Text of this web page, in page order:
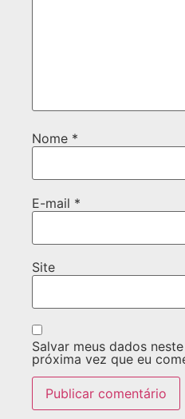
Nome *
E-mail *
Site
Salvar meus dados
próxima vez que eu